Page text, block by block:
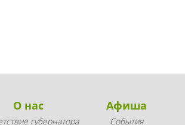
О нас
губернатора
Афиша
События